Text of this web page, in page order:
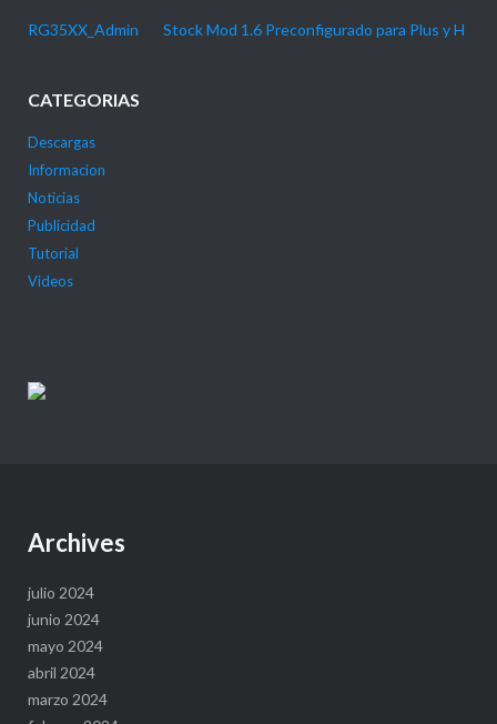
RG35XX_Admin Stock Mod 1.6 Preconfigurado para Plus y H
CATEGORIAS
Descargas
Informacion
Noticias
Publicidad
Tutorial
Videos
Archives
julio 2024
junio 2024
mayo 2024
abril 2024
marzo 2024